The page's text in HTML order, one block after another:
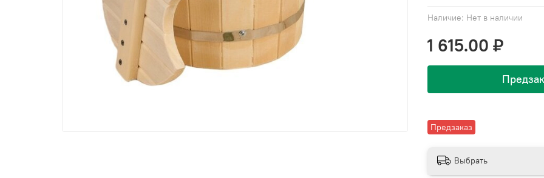
Наличие: Нет в наличии
Предзаказ
1 615.00 ₽
Выбрать